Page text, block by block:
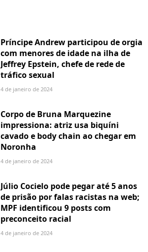
Príncipe Andrew participou de orgia
com menores de idade na ilha de
Jeffrey Epstein, chefe de rede de
tráfico sexual
4 de janeiro de 2024
Corpo de Bruna Marquezine
impressiona: atriz usa biquíni
cavado e body chain ao chegar em
Noronha
4 de janeiro de 2024
Júlio Cocielo pode pegar até 5 anos
de prisão por falas racistas na web;
MPF identificou 9 posts com
preconceito racial
4 de janeiro de 2024